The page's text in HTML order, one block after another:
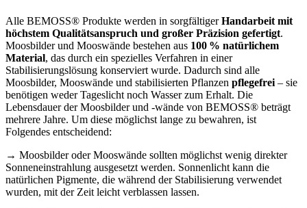
Alle BEMOSS® Produkte werden in sorgfältigerHandarbeit mit
höchstem Qualitätsanspruch und großer Präzision gefertigt.
Moosbilder und Mooswände bestehen aus 100 % natürlichem
Material, das durch ein spezielles Verfahren in einer
Stabilisierungslösung konserviert wurde. Dadurch sind alle
Moosbilder, Mooswände und stabilisierten Pflanzen pflegefrei – sie
benötigen weder Tageslicht noch Wasser zum Erhalt. Die
Lebensdauer der Moosbilder und -wände von BEMOSS® beträgt
mehrere Jahre. Um diese möglichst lange zu bewahren, ist
Folgendes entscheidend:
→ Moosbilder oder Mooswände sollten möglichst wenig direkter
Sonneneinstrahlung ausgesetzt werden. Sonnenlicht kann die
natürlichen Pigmente, die während der Stabilisierung verwendet
wurden, mit der Zeit leicht verblassen lassen.